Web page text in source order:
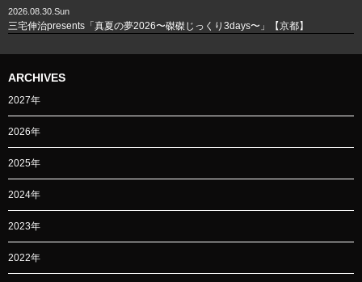
2026.08.30.Sun
三宅伸治presents「真夏の夢2026〜磔磔じっくり3days〜」【京都】
ARCHIVES
2027年
2026年
2025年
2024年
2023年
2022年